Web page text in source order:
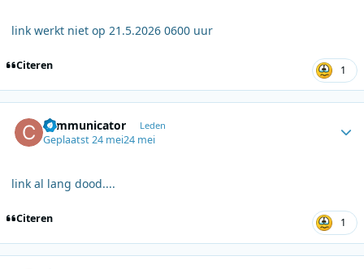
link werkt niet op 21.5.2026 0600 uur
Citeren 1
communicator Leden
Geplaatst24 mei24 mei
link al lang dood....
Citeren 1